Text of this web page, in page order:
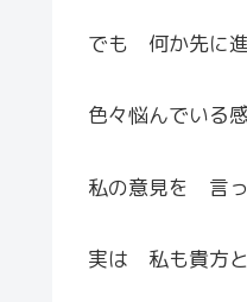
でも 何か先に
色々悩んでいる
私の意見を 言
実は 私も貴方